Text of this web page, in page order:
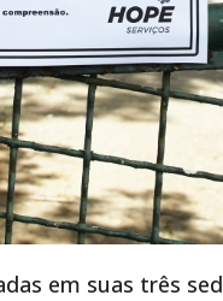
em suas três